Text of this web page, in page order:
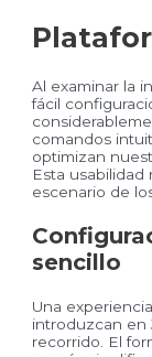
Al examinar la
fácil
comandos
optimizan
Esta usabilidad
escenario de
sencillo
Una
introduzcan en
recorrido. El